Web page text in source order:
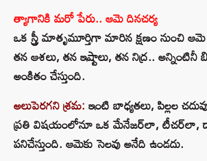
త్యాగానికి మరో పేరు.. ఆమె దినచర్య
ఒక స్త్రీ మాతృమూర్తిగా మారిన క్షణం నుంచి
తన ఆశలు, తన ఇష్టాలు, తన నిద్ర.. అన్నింటినీ
అంకితం చేస్తుంది.
అలుపెరగని శ్రమ:ఇంటి బాధ్యతలు, పిల్లల
ప్రతి విషయంలోనూ ఒక మేనేజర్‌లా, టీచర్‌లా,
పనిచేస్తుంది. ఆమెకు సెలవు అనేది ఉండదు.